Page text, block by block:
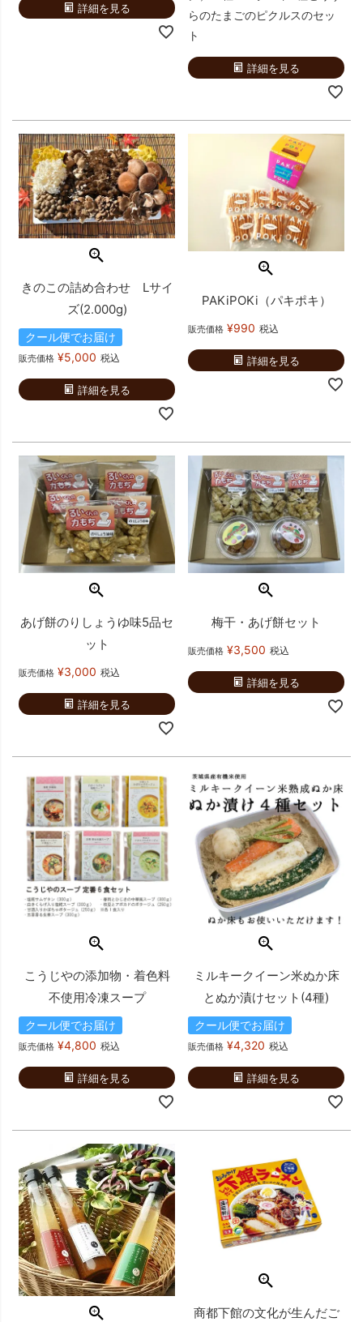
詳細を見る
らのたまごのピクルスのセッ
ト
詳細を見る
きのこの詰め合わせ Lサイ
ズ(2.000g)
クール便でお届け
販売価格 ¥5,000 税込
詳細を見る
PAKiPOKi（パキポキ）
販売価格 ¥990 税込
詳細を見る
あげ餅のりしょうゆ味5品セ
ット
販売価格 ¥3,000 税込
詳細を見る
梅干・あげ餅セット
販売価格 ¥3,500 税込
詳細を見る
こうじやの添加物・着色料
不使用冷凍スープ
クール便でお届け
販売価格 ¥4,800 税込
詳細を見る
ミルキークイーン米ぬか床
とぬか漬けセット(4種)
クール便でお届け
販売価格 ¥4,320 税込
詳細を見る
商都下館の文化が生んだご